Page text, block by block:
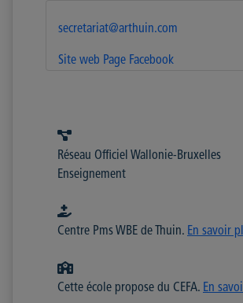
secretariat@arthuin.com
Site web Page Facebook
Réseau Officiel Wallonie-Bruxelles
Enseignement
Centre Pms WBE de Thuin. En savoir
Cette école propose du CEFA. En